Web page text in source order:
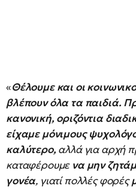
«Θέλουμε και οι
βλέπουν όλα τα παιδιά.
κανονική, οριζόντια
είχαμε μόνιμους
καλύτερο, αλλά για αρχή
καταφέρουμε να μην
γονέα, γιατί πολλές φορές